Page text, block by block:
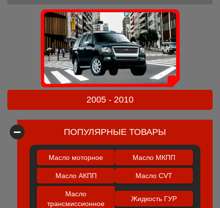
2005 - 2010
ПОПУЛЯРНЫЕ ТОВАРЫ
Масло моторное Масло МКПП
Масло АКПП Масло CVT
Масло
трансмиссионное
Жидкость ГУР